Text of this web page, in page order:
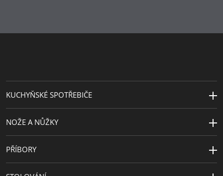
s indukční
elektrické a indukční sporáky
Odolnost vůči
teplu
Tepelně odolné až do 250°C bez
poklice a nebo do 180°C s
Péče o
KUCHYŇSKÉ SPOTŘEBIČE
NOŽE A NŮŽKY
PŘÍBORY